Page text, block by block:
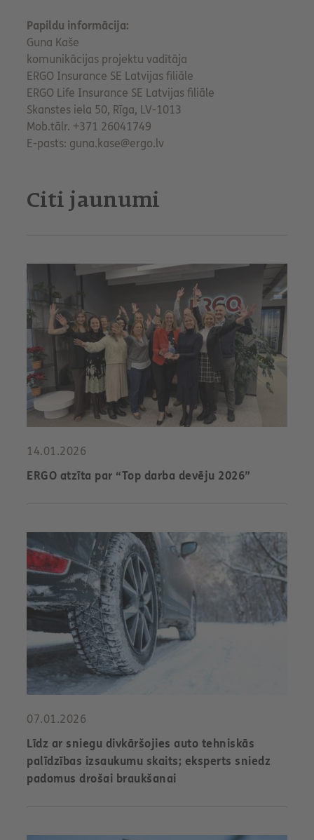
Papildu informācija:
Guna Kaše
komunikācijas projektu vadītāja
ERGO Insurance SE Latvijas filiāle
ERGO Life Insurance SE Latvijas filiāle
Skanstes iela 50, Rīga, LV-1013
Mob.tālr. +371 26041749
E-pasts: guna.kase@ergo.lv
Citi jaunumi
14.01.2026
ERGO atzīta par “Top darba devēju 2026”
07.01.2026
Līdz ar sniegu divkāršojies auto tehniskās
palīdzības izsaukumu skaits; eksperts sniedz
padomus drošai braukšanai